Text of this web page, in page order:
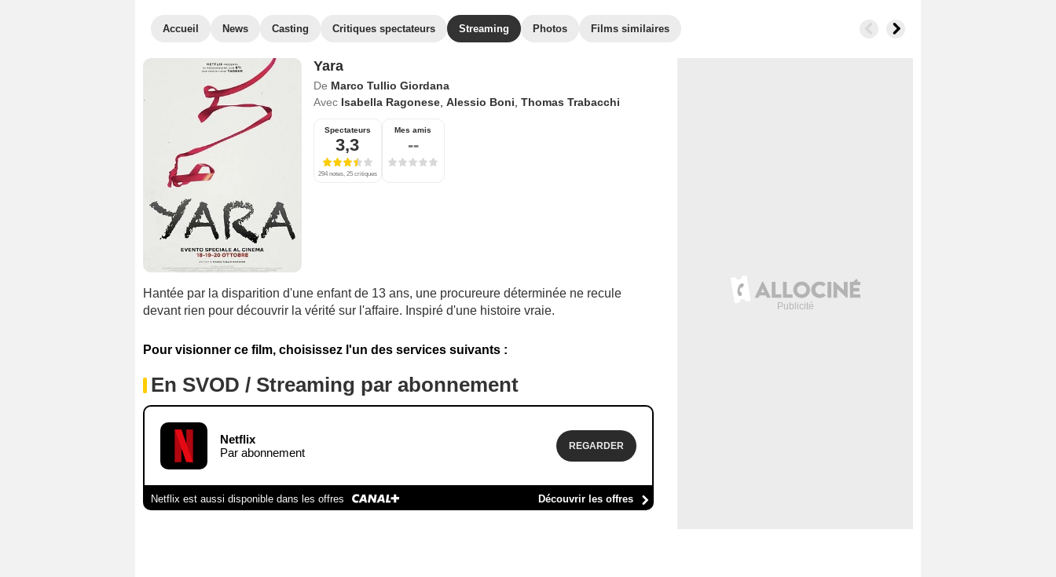
Accueil News Casting Critiques spectateurs Streaming Photos Films similaires
Yara
De Marco Tullio Giordana
Avec Isabella Ragonese, Alessio Boni Thomas Trabacchi
Spectateurs
3,3
294 notes, 25 critiques
Mes amis
--
Hantée par la disparition d'une enfant de 13 ans, une procureure déterminée ne recule
devant rien pour découvrir la vérité sur l'affaire. Inspiré d'une histoire vraie.
Pour visionner ce film, choisissez l'un des services suivants :
En SVOD / Streaming par abonnement
Netflix
Par abonnement
REGARDER
Netflix est aussi disponible dans les offres Découvrir les offres